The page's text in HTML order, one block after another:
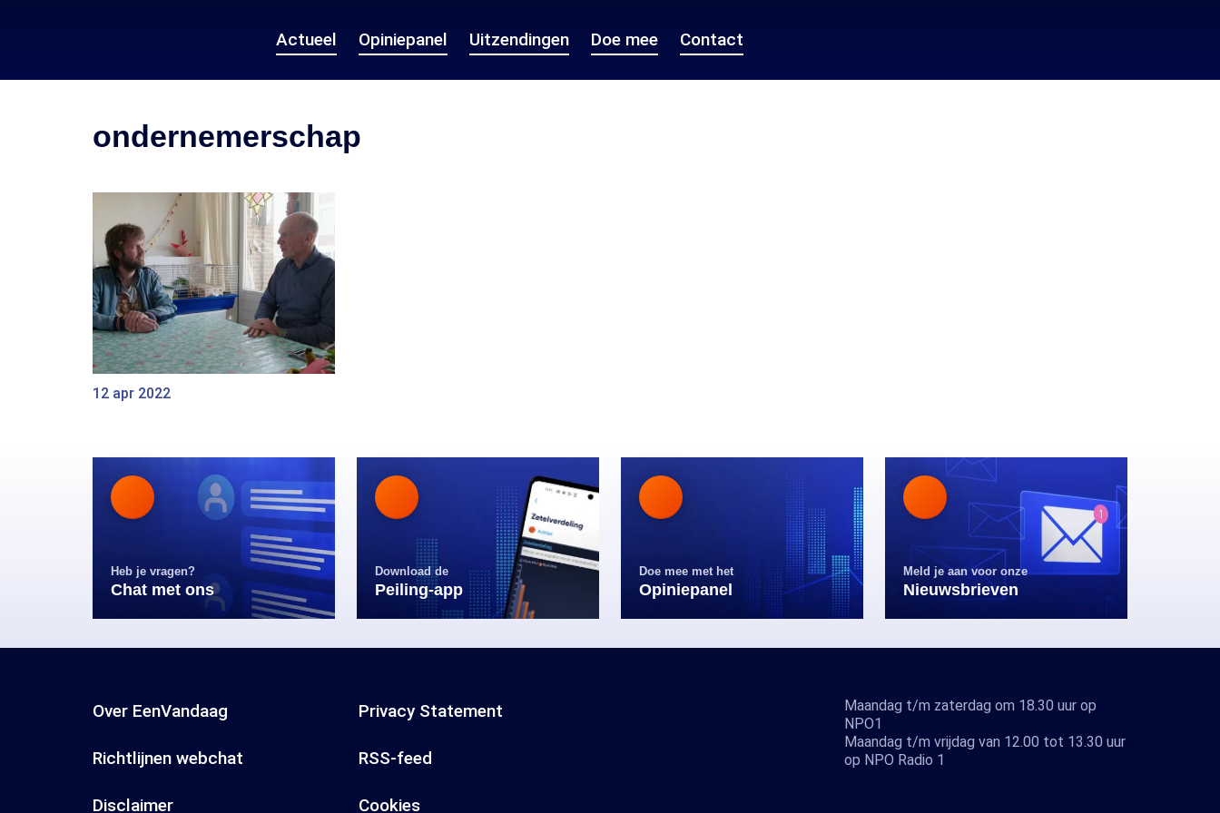
Actueel Opiniepanel Uitzendingen Doe mee Contact
ondernemerschap
12 apr 2022
Heb je vragen?
Chat met ons
Download de
Peiling-app
Doe mee met het
Opiniepanel
Meld je aan voor onze
Nieuwsbrieven
Over EenVandaag Privacy Statement
Richtlijnen webchat RSS-feed
Disclaimer Cookies
Maandag t/m zaterdag om 18.30 uur op
NPO1
Maandag t/m vrijdag van 12.00 tot 13.30 uur
op NPO Radio 1